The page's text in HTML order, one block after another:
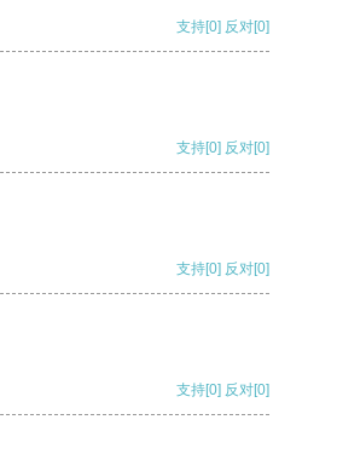
支持[0] 反对[0]
支持[0] 反对[0]
支持[0] 反对[0]
支持[0] 反对[0]